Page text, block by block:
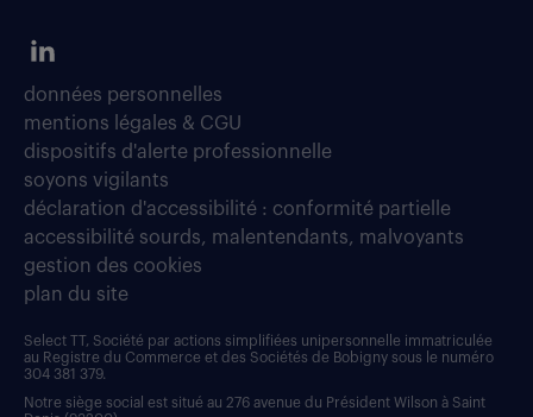
données personnelles
mentions légales & CGU
dispositifs d'alerte professionnelle
soyons vigilants
déclaration d'accessibilité : conformité partielle
accessibilité sourds, malentendants, malvoyants
gestion des cookies
plan du site
Select TT, Société par actions simplifiées unipersonnelle immatriculée
au Registre du Commerce et des Sociétés de Bobigny sous le numéro
304 381 379.
Notre siège social est situé au 276 avenue du Président Wilson à Saint